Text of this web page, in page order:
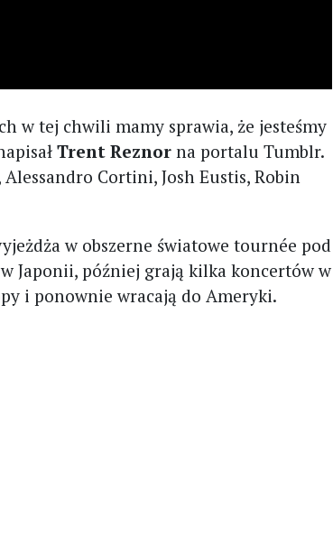
w tej chwili mamy sprawia, że jesteśmy
Trent Reznor na portalu Tumblr.
Cortini, Josh Eustis, Robin
w obszerne światowe tournée pod
Japonii, później grają kilka koncertów w
i ponownie wracają do Ameryki.